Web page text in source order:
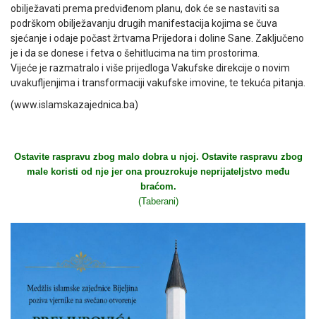
obilježavati prema predviđenom planu, dok će se nastaviti sa
podrškom obilježavanju drugih manifestacija kojima se čuva
sjećanje i odaje počast žrtvama Prijedora i doline Sane. Zaključeno
je i da se donese i fetva o šehitlucima na tim prostorima.
Vijeće je razmatralo i više prijedloga Vakufske direkcije o novim
uvakufljenjima i transformaciji vakufske imovine, te tekuća pitanja.
(www.islamskazajednica.ba)
Ostavite raspravu zbog malo dobra u njoj. Ostavite raspravu zbog
male koristi od nje jer ona prouzrokuje neprijateljstvo među
braćom.
(Taberani)